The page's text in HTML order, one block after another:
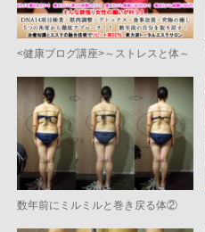
<健康ブログ講座>～ストレスと体～
数年前にミルミルと巻き戻る体②